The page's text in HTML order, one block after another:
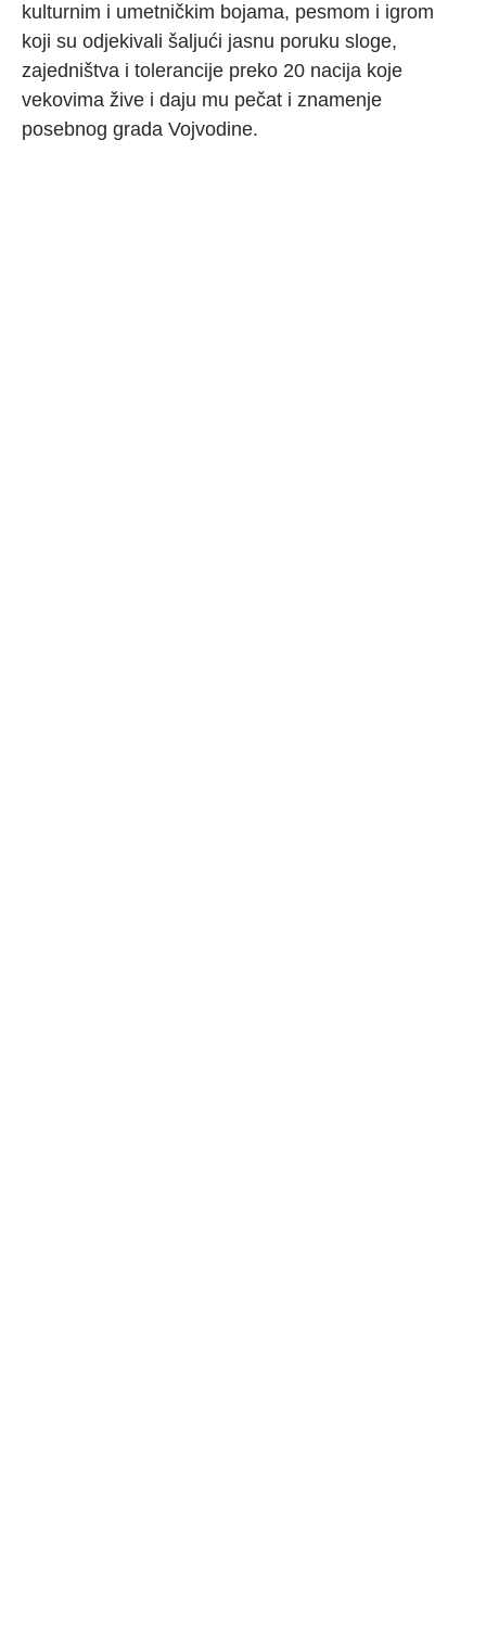
kulturnim i umetničkim bojama, pesmom i igrom
koji su odjekivali šaljući jasnu poruku sloge,
zajedništva i tolerancije preko 20 nacija koje
vekovima žive i daju mu pečat i znamenje
posebnog grada Vojvodine.